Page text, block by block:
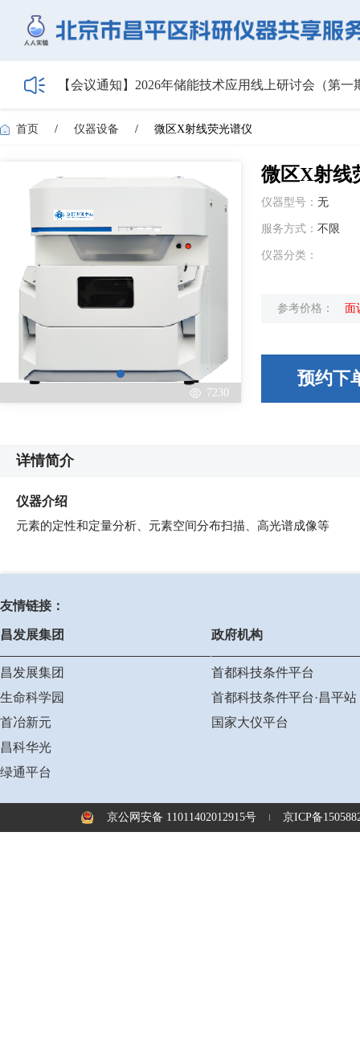
【会议通知】2026年储能技术应用线上研讨会（第
关于召开2026年度昌平区高新技术企业培育工作会
5月1日起全面施行！经营主体登记新规范来了——
首页 / 仪器设备 / 微区X射线荧光谱仪
7230
微区X射线
仪器型号： 无
服务方式： 不限
仪器分类：
参考价格： 面
预约下
详情简介
仪器介绍
元素的定性和定量分析、元素空间分布扫描、高光谱成像等
友情链接：
昌发展集团
昌发展集团
生命科学园
首冶新元
昌科华光
绿通平台
政府机构
首都科技条件平台
首都科技条件平台·昌平站
国家大仪平台
京公网安备 11011402012915号 京ICP备